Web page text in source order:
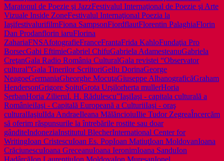
Maratonul de Poezie şi JazzFestivalul Internaţional de Poezie şi Arte
Vizuale Inside ZoneFestivalul Internaţional Poezia la
IaşifestivalurifilmFiona SampsonFiordflautFlorentin PalaghiaFlorin
Dan Prodanflorin iaruFlorina
ZahariaFNSAfotografieFranceFrantaFrida KahloFundaţia Pro
BorsecGabi EftimieGabriel ChifuGabriela AdamesteanuGabriela
CreţanGala Radio România CulturalGala revistei “Observator
cultural”Gala Tinerilor ScriitoriGellu DorinaGeorge
NeagoeGermaniaGheorghe MocuţaGiuseppe AlbanograficăGraham
HendersonGrigore ŞoituGrota Urşilorherta mullerHoria
ȘerbanHoria ZilieruI. H. Rădulescu”IaşiIaşi - capitala culturală a
RomânieiIaşi - Capitală Europeană a CulturiiIaşi - oraş
culturalIaşiulIda AndraeIleana MălăncioiuIlie Tudor ZegreaÎncercăm
să oferim răspunsurile la întrebările rostite sau doar
gânditeIndoneziaInstitutul BlecherInternational Center for
WritingIoan CristescuIoan Es. PopIoan MatiuţIoan MoldovanIoana
CrăciunescuIoana GreceanuIoana IeronimIoana SanduIon